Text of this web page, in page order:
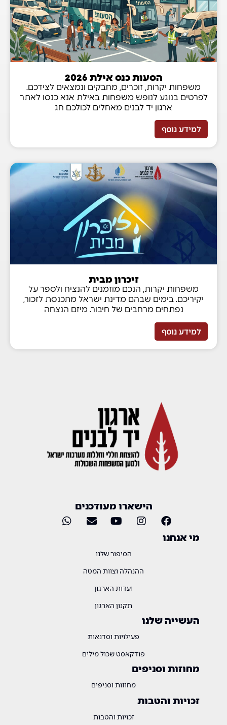
הסעות כנס אילת 2026
משפחות יקרות, זוכרים, מחבקים ונמצאים לצידכם.
לפרטים בנוגע לנופש משפחות באילת אנא כנסו לאתר
ארגון יד לבנים מאחלים לכולכם חג
למידע נוסף
זיכרון מבית
משפחות יקרות, הנכם מוזמנים להנציח ולספר על
יקיריכם. בימים שבהם מדינת ישראל מתכנסת לזכור,
נפתחים מרחבים של חיבור. מיזם הנצחה
למידע נוסף
מחוזות וסניפים
מחוזות וסניפים
זכויות והטבות
זכויות והטבות
העשייה שלנו
פעילויות וסדנאות
פודקאסט שכול מילים
מי אנחנו
הסיפור שלנו
ההנהלה וצוות המטה
ועדות הארגון
תקנון הארגון
הישארו מעודכנים